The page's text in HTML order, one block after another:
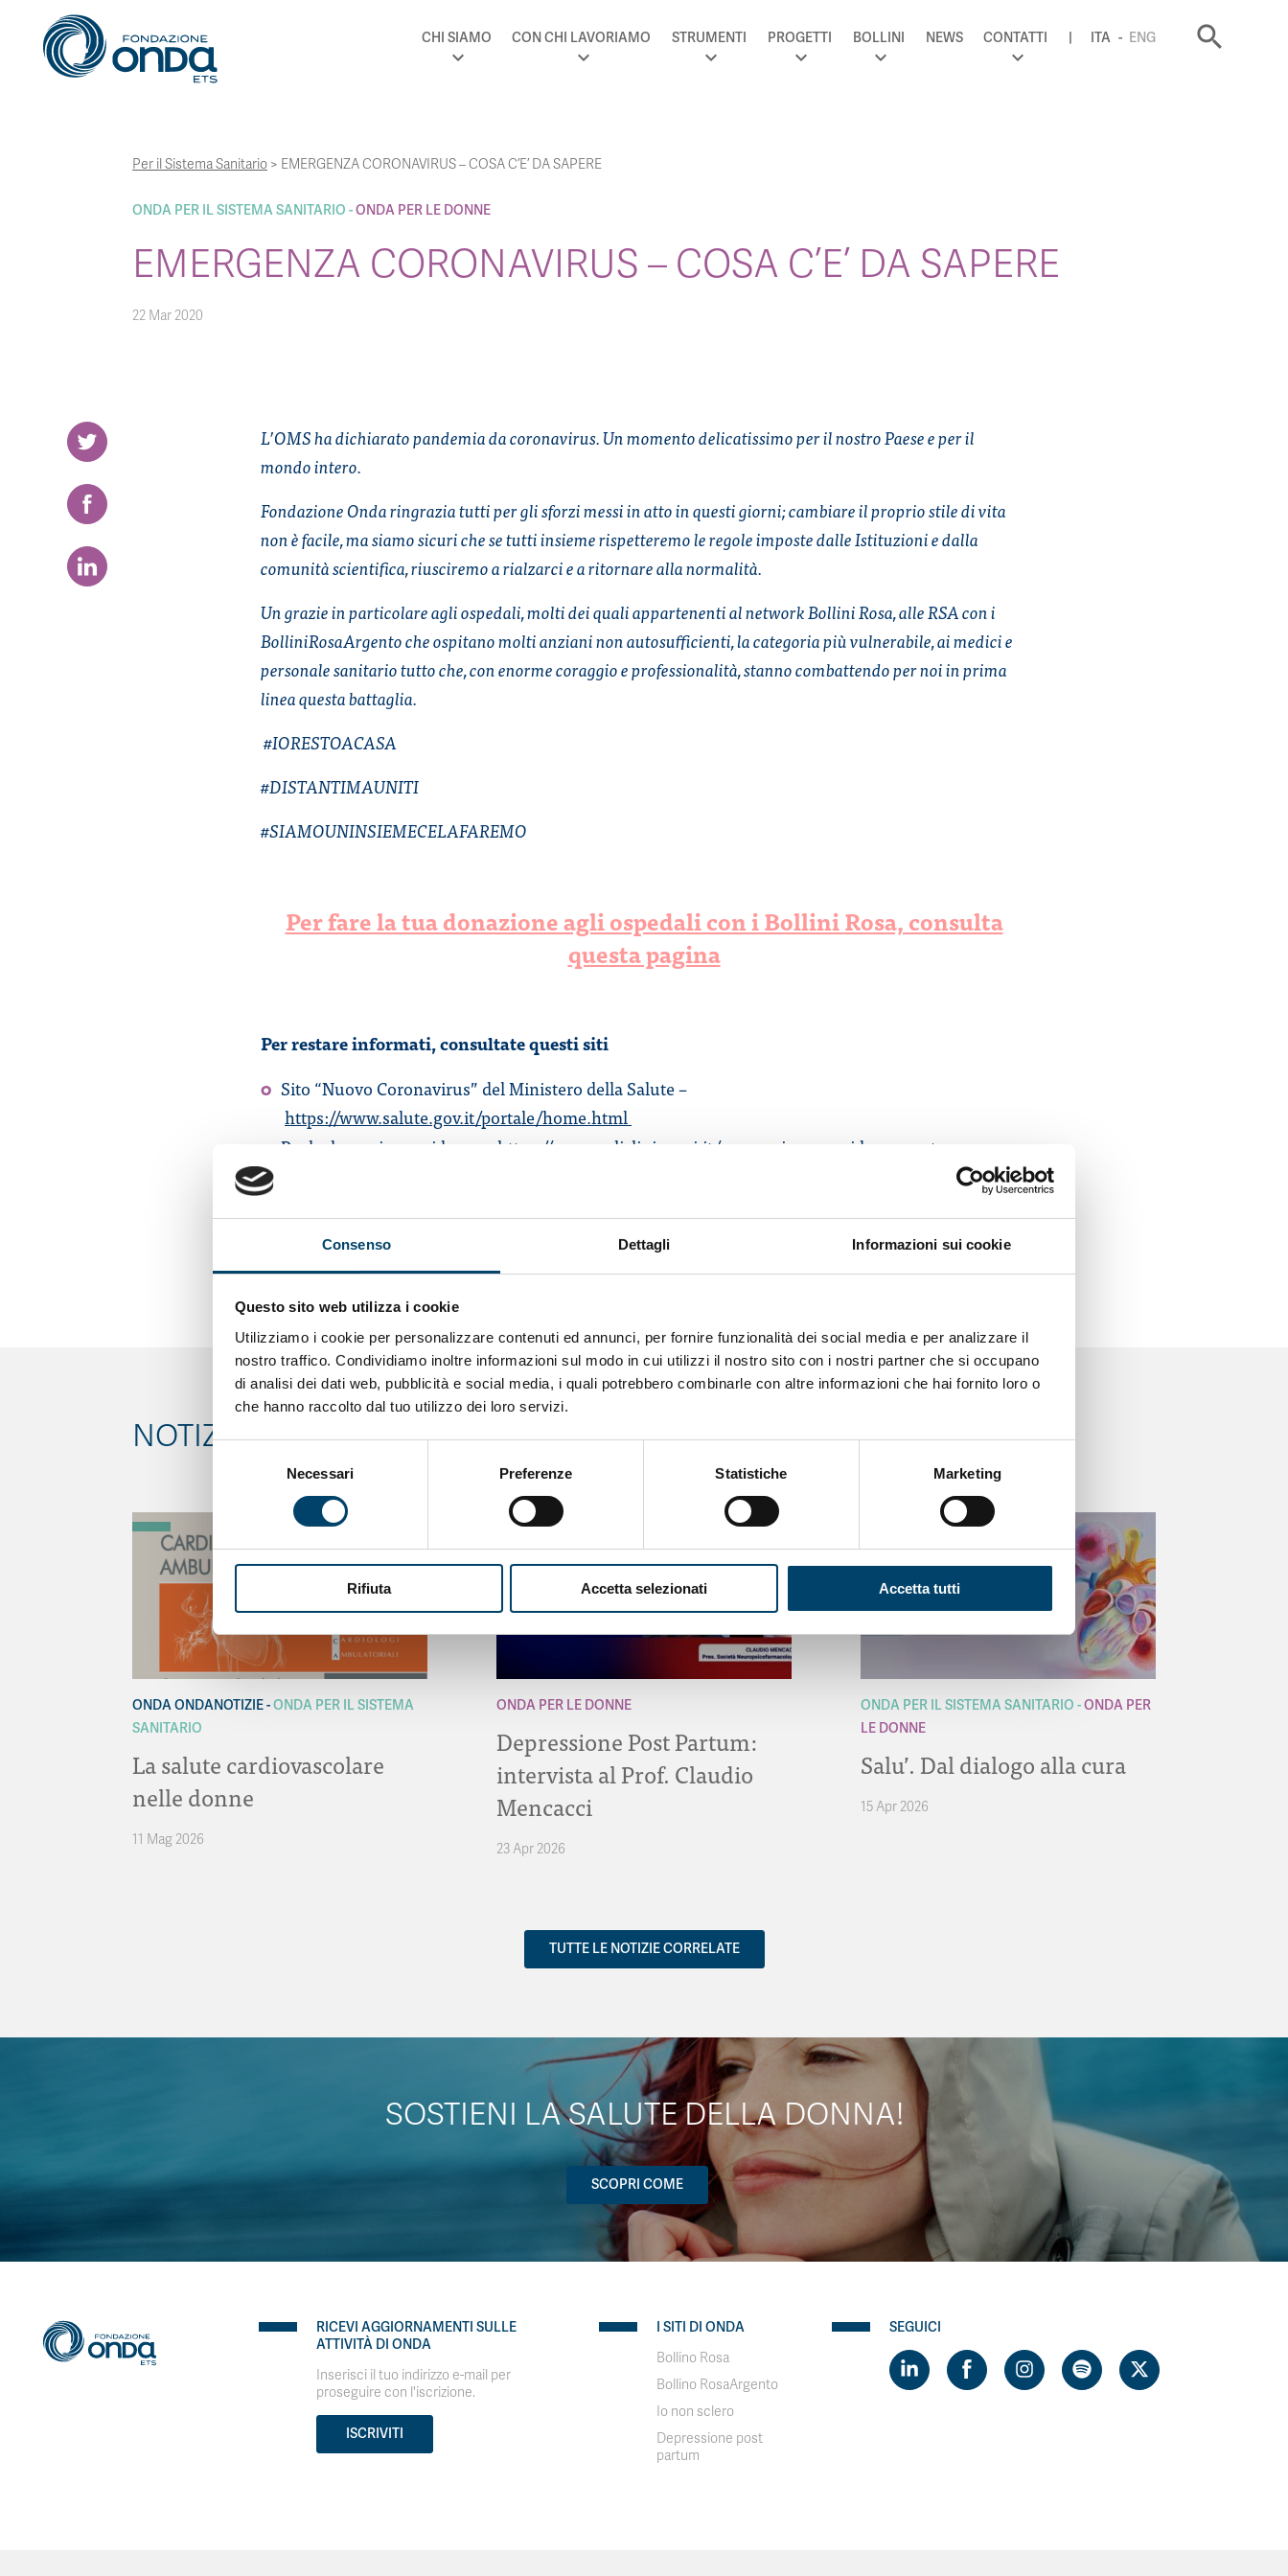
Consenso Dettagli Informazioni sui cookie
Questo sito web utilizza i cookie
Utilizziamo i cookie per personalizzare contenuti ed annunci, per fornire funzionalità dei social media e per analizzare il
nostro traffico. Condividiamo inoltre informazioni sul modo in cui utilizzi il nostro sito con i nostri partner che si occupano
di analisi dei dati web, pubblicità e social media, i quali potrebbero combinarle con altre informazioni che hai fornito loro o
che hanno raccolto dal tuo utilizzo dei loro servizi.
Selezione
Necessari Preferenze Statistiche Marketing
Rifiuta Accetta selezionati Accetta tutti
CHI SIAMO CON CHI LAVORIAMO STRUMENTI PROGETTI BOLLINI NEWS CONTATTI ITA ENG search
Per il Sistema Sanitario > EMERGENZA CORONAVIRUS – COSA C’E’ DA SAPERE
ONDA PER IL SISTEMA SANITARIO ONDA PER LE DONNE
EMERGENZA CORONAVIRUS – COSA C’E’ DA SAPERE
22 Mar 2020
L’OMS ha dichiarato pandemia da coronavirus. Un momento delicatissimo per il nostro Paese e per il
mondo intero.
Fondazione Onda ringrazia tutti per gli sforzi messi in atto in questi giorni; cambiare il proprio stile di vita
non è facile, ma siamo sicuri che se tutti insieme rispetteremo le regole imposte dalle Istituzioni e dalla
comunità scientifica, riusciremo a rialzarci e a ritornare alla normalità.
Un grazie in particolare agli ospedali, molti dei quali appartenenti al network Bollini Rosa, alle RSA con i
BolliniRosaArgento che ospitano molti anziani non autosufficienti, la categoria più vulnerabile, ai medici e
personale sanitario tutto che, con enorme coraggio e professionalità, stannocombattendo per noi in prima
linea questa battaglia.
#IORESTOACASA
#DISTANTIMAUNITI
#SIAMOUNINSIEMECELAFAREMO
Per fare la tua donazione agli ospedali con i Bollini Rosa, consulta
questa pagina
Per restare informati, consultate questi siti
Sito “Nuovo Coronavirus” del Ministero della Salute –
https://www.salute.gov.it/portale/home.html
Per le donne in gravidanza –
https://www.policlinico.mi.it/coronavirus-gravidanza-parto-
anno=2020&codLeg=73635&parte=1%20&serie=null
Per un consulto gratuito:https://www.pazienti.it/coronavirus
NOTIZIE CORRELATE
ONDA ONDANOTIZIE ONDA PER IL SISTEMA
SANITARIO
La salute cardiovascolare
nelle donne
11 Mag 2026
ONDA PER LE DONNE
Depressione Post Partum:
intervista al Prof. Claudio
Mencacci
23 Apr 2026
ONDA PER IL SISTEMA SANITARIO
ONDA PER
LE DONNE
Salu’. Dal dialogo alla cura
15 Apr 2026
TUTTE LE NOTIZIE CORRELATE
SOSTIENI LA SALUTE DELLA DONNA!
SCOPRI COME
RICEVI AGGIORNAMENTI SULLE
ATTIVITÀ DI ONDA
Inserisci il tuo indirizzo e-mail per
proseguire con l'iscrizione.
ISCRIVITI
I SITI DI ONDA
Bollino Rosa
Bollino RosaArgento
Io non sclero
Depressione post
partum
SEGUICI